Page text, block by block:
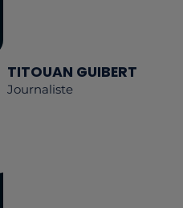
TITOUAN GUIBERT
Journaliste